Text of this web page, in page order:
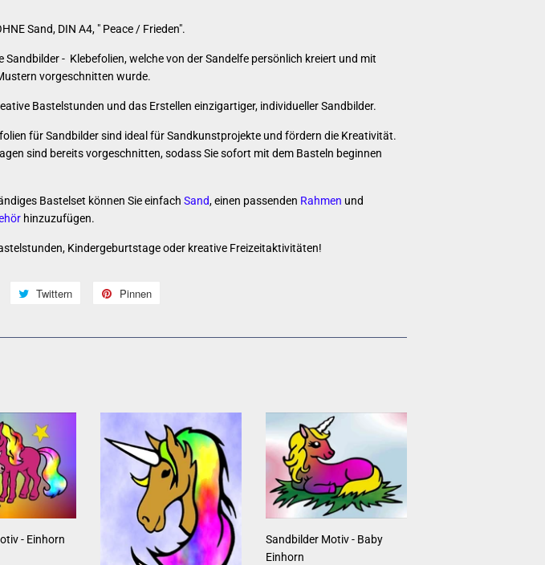
Sand, DIN A4, " Peace / Frieden".
Sandbilder - Klebefolien, welche von der Sandelfe persönlich kreiert und mit
vorgeschnitten wurde.
Bastelstunden und das Erstellen einzigartiger, individueller Sandbilder.
für Sandbilder sind ideal für Sandkunstprojekte und fördern die Kreativität.
sind bereits vorgeschnitten, sodass Sie sofort mit dem Basteln beginnen
Bastelset können Sie einfach Sand,einen passenden Rahmen und
hinzuzufügen.
Kindergeburtstage oder kreative Freizeitaktivitäten!
Twittern
twittern
Pinnen
pinnen
- Einhorn
Sandbilder Motiv - Baby
Einhorn